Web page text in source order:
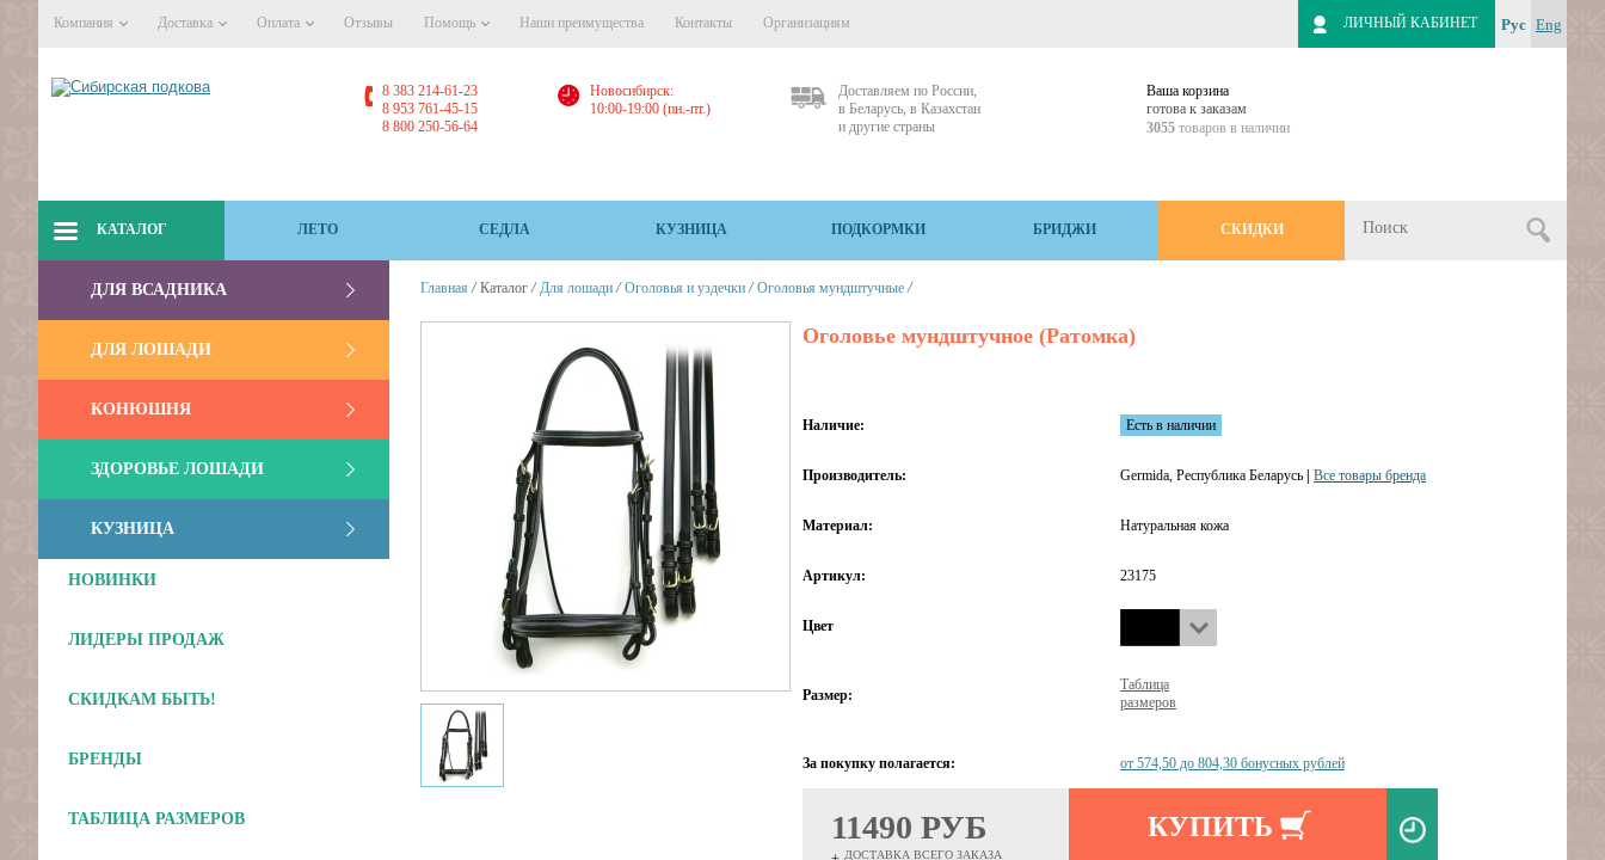
Компания Доставка Оплата Отзывы Помощь Наши преимущества Контакты Организациям Рус Eng
ЛИЧНЫЙ КАБИНЕТ
8 383 214-61-23
8 953 761-45-15
8 800 250-56-64
Новосибирск:
10:00-19:00 (пн.-пт.)
Доставляем по России,
в Беларусь, в Казахстан
и другие страны
Ваша корзина
готова к заказам
3055 товаров в наличии
КАТАЛОГ ЛЕТО СЕДЛА КУЗНИЦА ПОДКОРМКИ БРИДЖИ СКИДКИ
ДЛЯ ВСАДНИКА
ДЛЯ ЛОШАДИ
КОНЮШНЯ
ЗДОРОВЬЕ ЛОШАДИ
КУЗНИЦА
НОВИНКИ
ЛИДЕРЫ ПРОДАЖ
СКИДКАМ БЫТЬ!
БРЕНДЫ
ТАБЛИЦА РАЗМЕРОВ
Главная / Каталог / Для лошади / Оголовья и уздечки / Оголовья мундштучные /
Оголовье мундштучное (Ратомка)
Наличие: Есть в наличии
Производитель: Germida, Республика Беларусь| Все товары бренда
Материал: Натуральная кожа
Артикул: 23175
Цвет
Размер:
Таблица
размеров
За покупку полагается: от 574,50 до 804,30 бонусных рублей
11490 РУБ
ДОСТАВКА ВСЕГО ЗАКАЗА
КУПИТЬ
Отложить